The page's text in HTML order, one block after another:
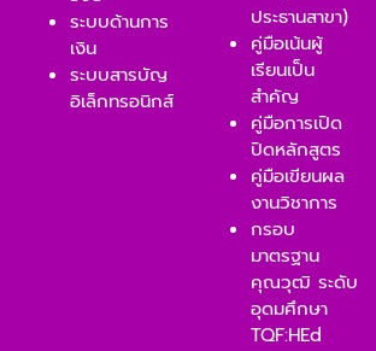
ระบบด้านการ
เงิน
ระบบสารบัญ
อิเล็กทรอนิกส์
ประธานสาขา)
คู่มือเน้นผู้
เรียนเป็น
สำคัญ
คู่มือการเปิด
ปิดหลักสูตร
คู่มือเขียนผล
งานวิชาการ
กรอบ
มาตรฐาน
คุณวุฒิ ระดับ
อุดมศึกษา
TQF:HEd